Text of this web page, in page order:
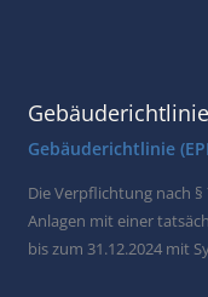
Gebäuderichtlinie
Die Verpflichtung nach §
Anlagen mit einer
bis zum 31.12.2024 mit